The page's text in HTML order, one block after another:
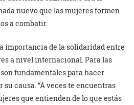
nuevo que las mujeres formen
a combatir.
importancia de la solidaridad entre
a nivel internacional. Para las
fundamentales para hacer
causa. “A veces te encuentras
que entienden de lo que estás